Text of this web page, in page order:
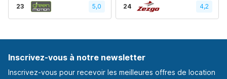
23 5,0 24 4,2
Inscrivez-vous à notre newsletter
Inscrivez-vous pour recevoir les meilleures offres de location